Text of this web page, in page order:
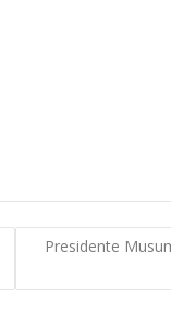
Presidente